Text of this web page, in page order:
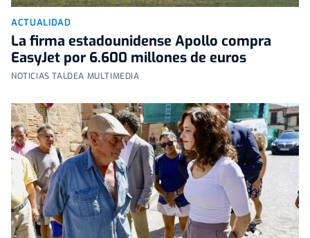
ACTUALIDAD
La firma estadounidense Apollo compra
EasyJet por 6.600 millones de euros
NOTICIAS TALDEA MULTIMEDIA